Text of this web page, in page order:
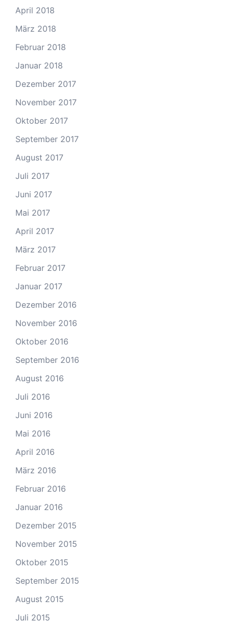
April 2018
März 2018
Februar 2018
Januar 2018
Dezember 2017
November 2017
Oktober 2017
September 2017
August 2017
Juli 2017
Juni 2017
Mai 2017
April 2017
März 2017
Februar 2017
Januar 2017
Dezember 2016
November 2016
Oktober 2016
September 2016
August 2016
Juli 2016
Juni 2016
Mai 2016
April 2016
März 2016
Februar 2016
Januar 2016
Dezember 2015
November 2015
Oktober 2015
September 2015
August 2015
Juli 2015